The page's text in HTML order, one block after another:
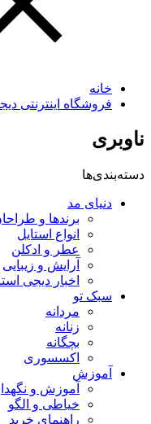
خانه
فروشگاه اینترنتی
ناوبری
دسته‌بندی‌ها
دنیای مد
برندها و
انواع استایل
عطر و ادکلن
آرایش و زیبایی
اخبار دیجی
سبک تو
مردانه
زنانه
بچگانه
اکسسوری
آموزش
آموزش و
خیاطی و الگو
راهنمای خرید